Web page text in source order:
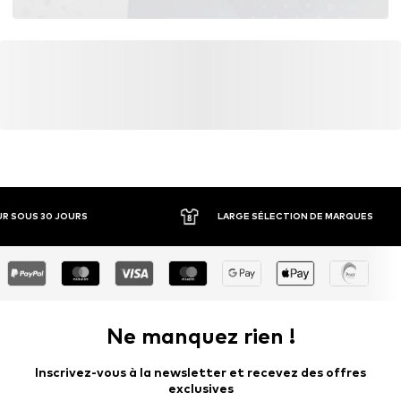
LIVRAISON* ET RETOURS GRATUITS RETOUR SOUS 30
Ne manquez rien !
Inscrivez-vous à la newsletter et recevez des offres
exclusives